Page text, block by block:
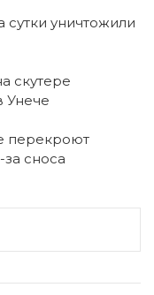
уничтожили
скутере
Унече
перекроют
сноса